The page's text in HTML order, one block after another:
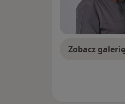
Zobacz